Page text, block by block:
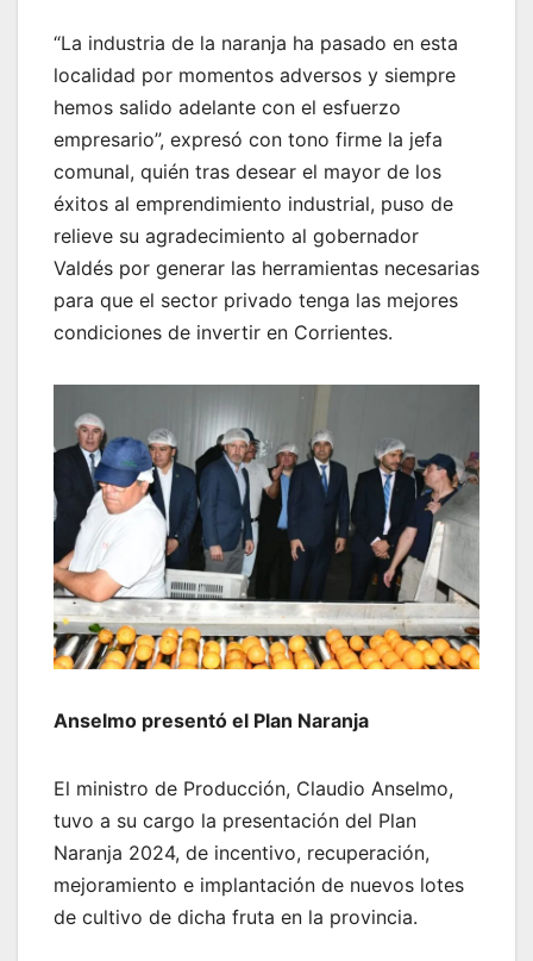
“La industria de la naranja ha pasado en esta
localidad por momentos adversos y siempre
hemos salido adelante con el esfuerzo
empresario”, expresó con tono firme la jefa
comunal, quién tras desear el mayor de los
éxitos al emprendimiento industrial, puso de
relieve su agradecimiento al gobernador
Valdés por generar las herramientas necesarias
para que el sector privado tenga las mejores
condiciones de invertir en Corrientes.
Anselmo presentó el Plan Naranja
El ministro de Producción, Claudio Anselmo,
tuvo a su cargo la presentación del Plan
Naranja 2024, de incentivo, recuperación,
mejoramiento e implantación de nuevos lotes
de cultivo de dicha fruta en la provincia.